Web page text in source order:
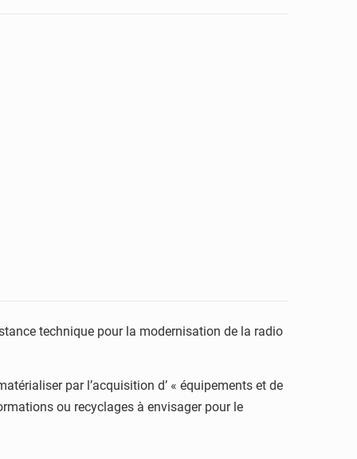
technique pour la modernisation de la radio
par l’acquisition d’ « équipements et de
ou recyclages à envisager pour le